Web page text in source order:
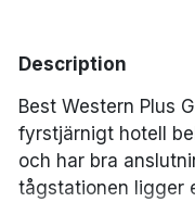
Description
Best Western Plus
fyrstjärnigt hotell
och har bra
tågstationen ligger